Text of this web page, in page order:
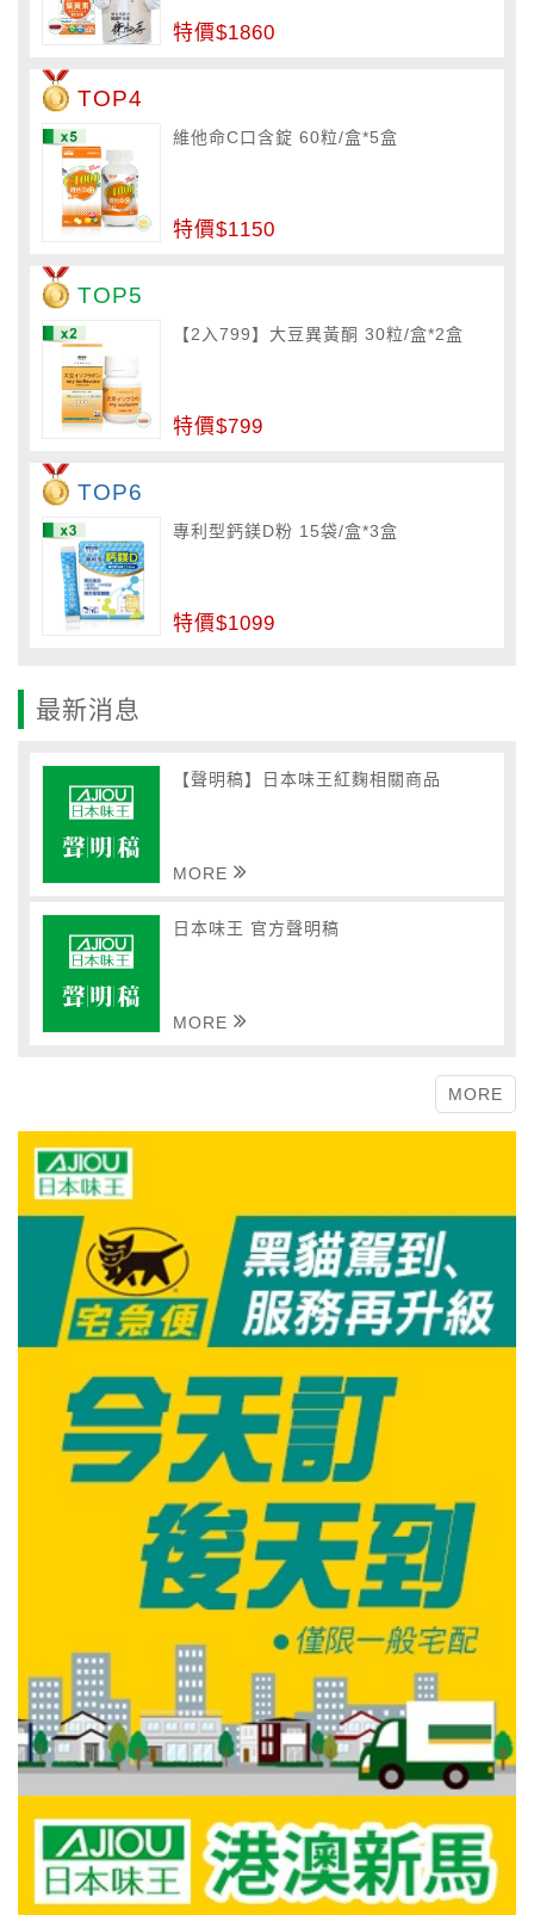
特價$1860
TOP4
維他命C口含錠 60粒/盒*5盒
特價$1150
TOP5
【2入799】大豆異黃酮 30粒/盒*2盒
特價$799
TOP6
專利型鈣鎂D粉 15袋/盒*3盒
特價$1099
最新消息
【聲明稿】日本味王紅麴相關商品
MORE
日本味王 官方聲明稿
MORE
MORE